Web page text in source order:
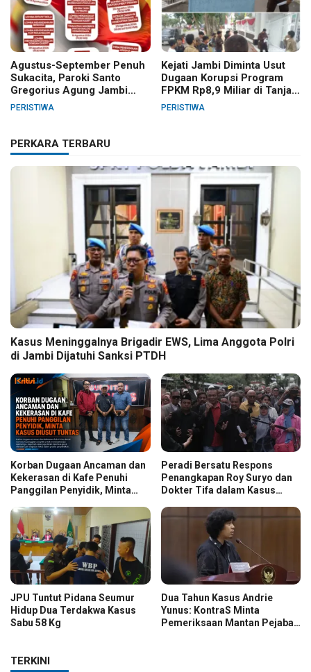
Agustus-September Penuh
Sukacita, Paroki Santo
Gregorius Agung Jambi
Gelar Berbagai Kegiatan
PERISTIWA
Kejati Jambi Diminta Usut
Dugaan Korupsi Program
FPKM Rp8,9 Miliar di Tanjab
Barat
PERISTIWA
PERKARA TERBARU
Kasus Meninggalnya Brigadir EWS, Lima Anggota Polri
di Jambi Dijatuhi Sanksi PTDH
Korban Dugaan Ancaman dan
Kekerasan di Kafe Penuhi
Panggilan Penyidik, Minta
Peradi Bersatu Respons
Penangkapan Roy Suryo dan
Dokter Tifa dalam Kasus
JPU Tuntut Pidana Seumur
Hidup Dua Terdakwa Kasus
Sabu 58 Kg
Dua Tahun Kasus Andrie
Yunus: KontraS Minta
Pemeriksaan Mantan Pejabat
TERKINI